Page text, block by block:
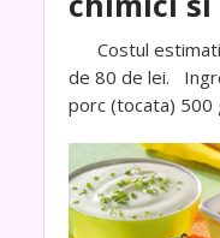
Costul
de 80 de lei.
porc (tocata) 500